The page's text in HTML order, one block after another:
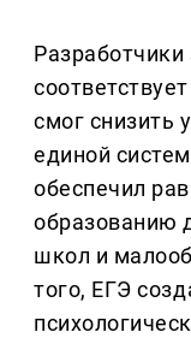
смог снизить
единой
обеспечил
образованию
школ и
того, ЕГЭ